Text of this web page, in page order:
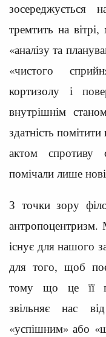
тремтить на
«аналізу та
«чистого
кортизолу і
внутрішнім
здатність
актом
помічали лише
З точки зору
існує для нашого
для того, щоб
тому що це її
звільняє нас
«успішним» або